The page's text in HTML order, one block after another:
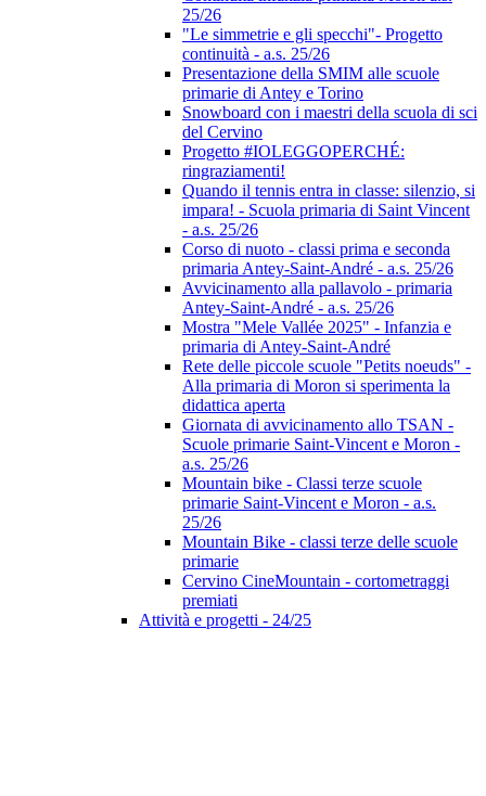
25/26
"Le simmetrie e gli specchi"- Progetto
continuità - a.s. 25/26
Presentazione della SMIM alle scuole
primarie di Antey e Torino
Snowboard con i maestri della scuola di sci
del Cervino
Progetto #IOLEGGOPERCHÉ:
ringraziamenti!
Quando il tennis entra in classe: silenzio, si
impara! - Scuola primaria di Saint Vincent
- a.s. 25/26
Corso di nuoto - classi prima e seconda
primaria Antey-Saint-André - a.s. 25/26
Avvicinamento alla pallavolo - primaria
Antey-Saint-André - a.s. 25/26
Mostra "Mele Vallée 2025" - Infanzia e
primaria di Antey-Saint-André
Rete delle piccole scuole "Petits noeuds" -
Alla primaria di Moron si sperimenta la
didattica aperta
Giornata di avvicinamento allo TSAN -
Scuole primarie Saint-Vincent e Moron -
a.s. 25/26
Mountain bike - Classi terze scuole
primarie Saint-Vincent e Moron - a.s.
25/26
Mountain Bike - classi terze delle scuole
primarie
Cervino CineMountain - cortometraggi
premiati
Attività e progetti - 24/25